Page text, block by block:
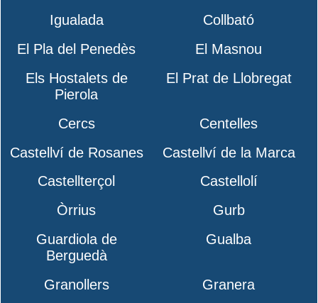
Igualada
Collbató
El Pla del Penedès
El Masnou
Els Hostalets de
Pierola
El Prat de Llobregat
Cercs
Centelles
Castellví de Rosanes
Castellví de la Marca
Castellterçol
Castellolí
Òrrius
Gurb
Guardiola de
Berguedà
Gualba
Granollers
Granera